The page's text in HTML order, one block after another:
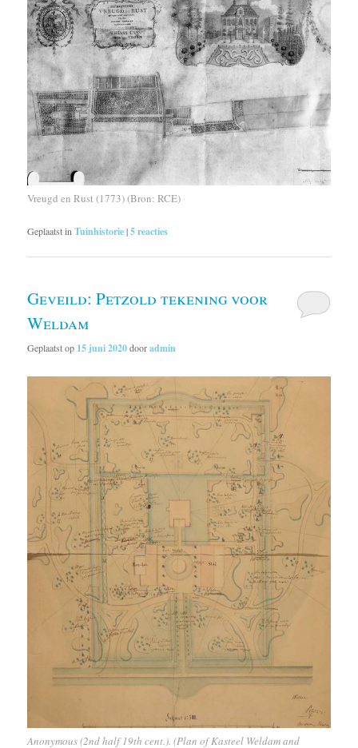
Vreugd en Rust (1773) (Bron: RCE)
Geplaatst inTuinhistorie|5reacties
Geveild: Petzold tekening voor
Weldam
Geplaatst op 15 juni 2020dooradmin
Anonymous (2nd half 19th cent.). (Plan of Kasteel Weldam and